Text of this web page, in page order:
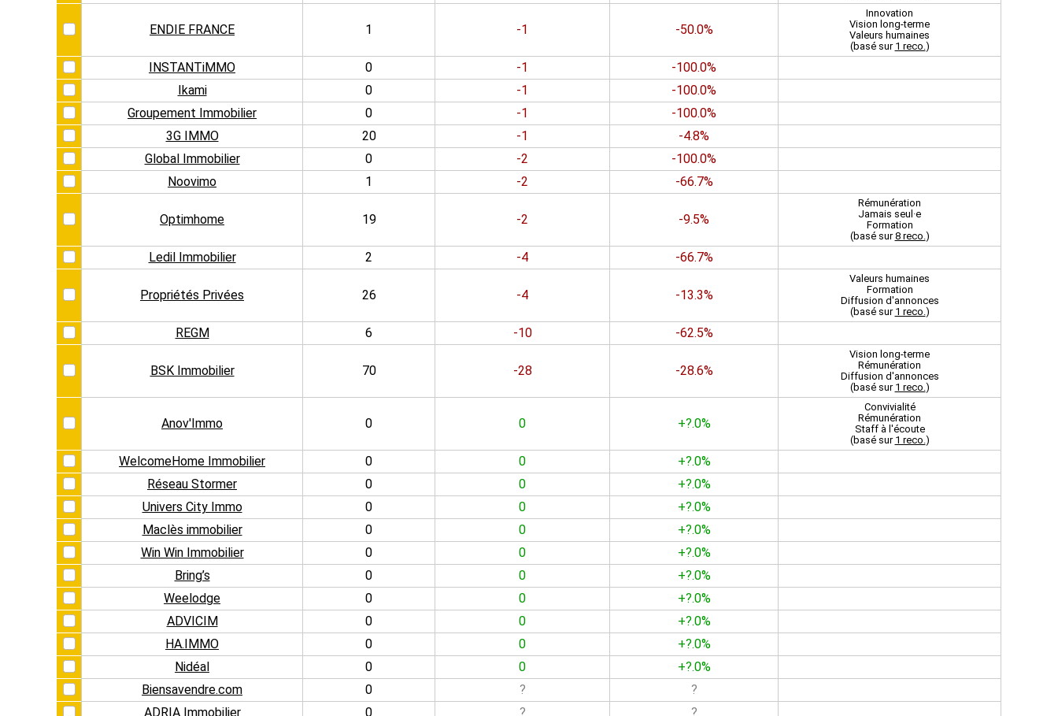
ENDIE FRANCE 1 -1 -50.0%
Innovation
Vision long-terme
Valeurs humaines
(basé sur 1 reco. )
INSTANTiMMO 0 -1
-100.0%
Ikami
0 -1
-100.0%
Groupement Immobilier
0 -1
-100.0%
3G IMMO
20 -1
-4.8%
Global Immobilier
0 -2
-100.0%
Noovimo
1 -2 -66.7%
Optimhome 19 -2 -9.5%
Rémunération
Jamais seul·e
Formation
(basé sur8 reco. )
Ledil Immobilier 2 -4 -66.7%
Propriétés Privées 26 -4 -13.3%
Valeurs humaines
Formation
Diffusion d'annonces
(basé sur 1 reco. )
REGM 6 -10 -62.5%
BSK Immobilier 70 -28 -28.6%
Vision long-terme
Rémunération
Diffusion d'annonces
(basé sur 1 reco. )
Anov'Immo 0 0 +?.0%
Convivialité
Rémunération
Staff à l'écoute
(basé sur 1 reco. )
WelcomeHome Immobilier 0 0
+?.0%
Réseau Stormer
0 0
+?.0%
Univers City Immo
0 0
+?.0%
Maclès immobilier
0 0
+?.0%
Win Win Immobilier
0 0
+?.0%
Bring’s
0 0
+?.0%
Weelodge
0 0
+?.0%
ADVICIM
0 0
+?.0%
HA.IMMO
0 0
+?.0%
Nidéal
0 0
+?.0%
Biensavendre.com
0 ?
?
ADRIA Immobilier
0 ?
?